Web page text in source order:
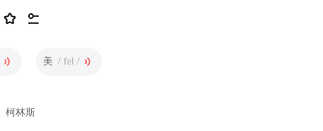
美 / fel /
柯林斯